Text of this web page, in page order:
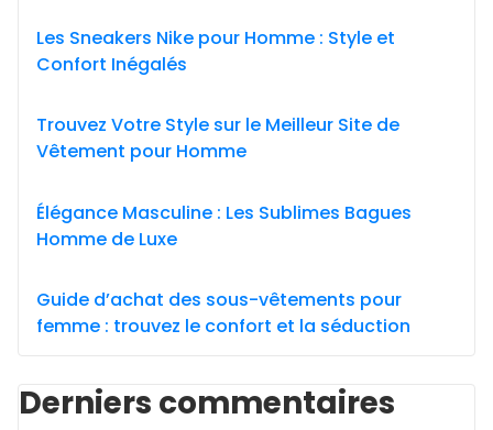
Les Sneakers Nike pour Homme : Style et
Confort Inégalés
Trouvez Votre Style sur le Meilleur Site de
Vêtement pour Homme
Élégance Masculine : Les Sublimes Bagues
Homme de Luxe
Guide d’achat des sous-vêtements pour
femme : trouvez le confort et la séduction
Derniers commentaires